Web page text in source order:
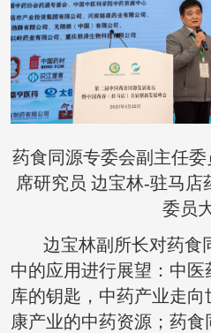
药食同源专委会副主任委
席研究员 边宝林-驻马店
委员
边宝林副所长对药食
中的应用进行展望：中
库的钥匙，中药产业走
康产业的中药资源；药